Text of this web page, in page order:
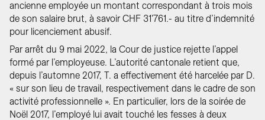
ancienne employée un montant correspondant à trois mois
de son salaire brut, à savoir CHF 31'761.- au titre d’indemnité
pour licenciement abusif.
Par arrêt du 9 mai 2022, la Cour de justice rejette l’appel
formé par l’employeuse. L’autorité cantonale retient que,
depuis l’automne 2017, T. a effectivement été harcelée par D.
« sur son lieu de travail, respectivement dans le cadre de son
activité professionnelle ». En particulier, lors de la soirée de
Noël 2017, l’employé lui avait touché les fesses à deux